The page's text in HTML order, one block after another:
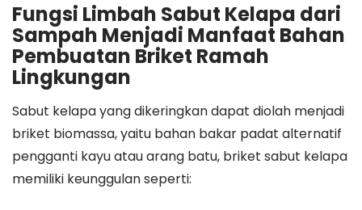
Fungsi Limbah Sabut Kelapa dari
Sampah Menjadi Manfaat Bahan
Pembuatan Briket Ramah
Lingkungan
Sabut kelapa yang dikeringkan dapat diolah menjadi
briket biomassa, yaitu bahan bakar padat alternatif
pengganti kayu atau arang batu, briket sabut kelapa
memiliki keunggulan seperti: